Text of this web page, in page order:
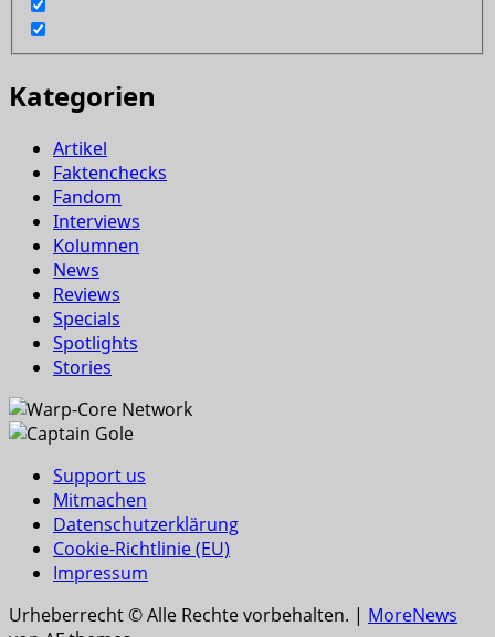
Kategorien
Artikel
Faktenchecks
Fandom
Interviews
Kolumnen
News
Reviews
Specials
Spotlights
Stories
Support us
Mitmachen
Datenschutzerklärung
Cookie-Richtlinie (EU)
Impressum
Urheberrecht © Alle Rechte vorbehalten. | MoreNews